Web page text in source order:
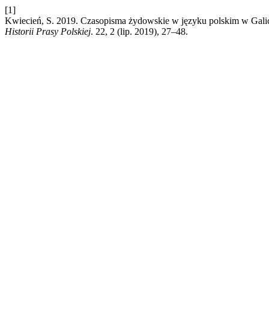
[1]
Kwiecień, S. 2019. Czasopisma żydowskie w języku polskim w
Historii Prasy Polskiej. 22, 2 (lip. 2019), 27–48.